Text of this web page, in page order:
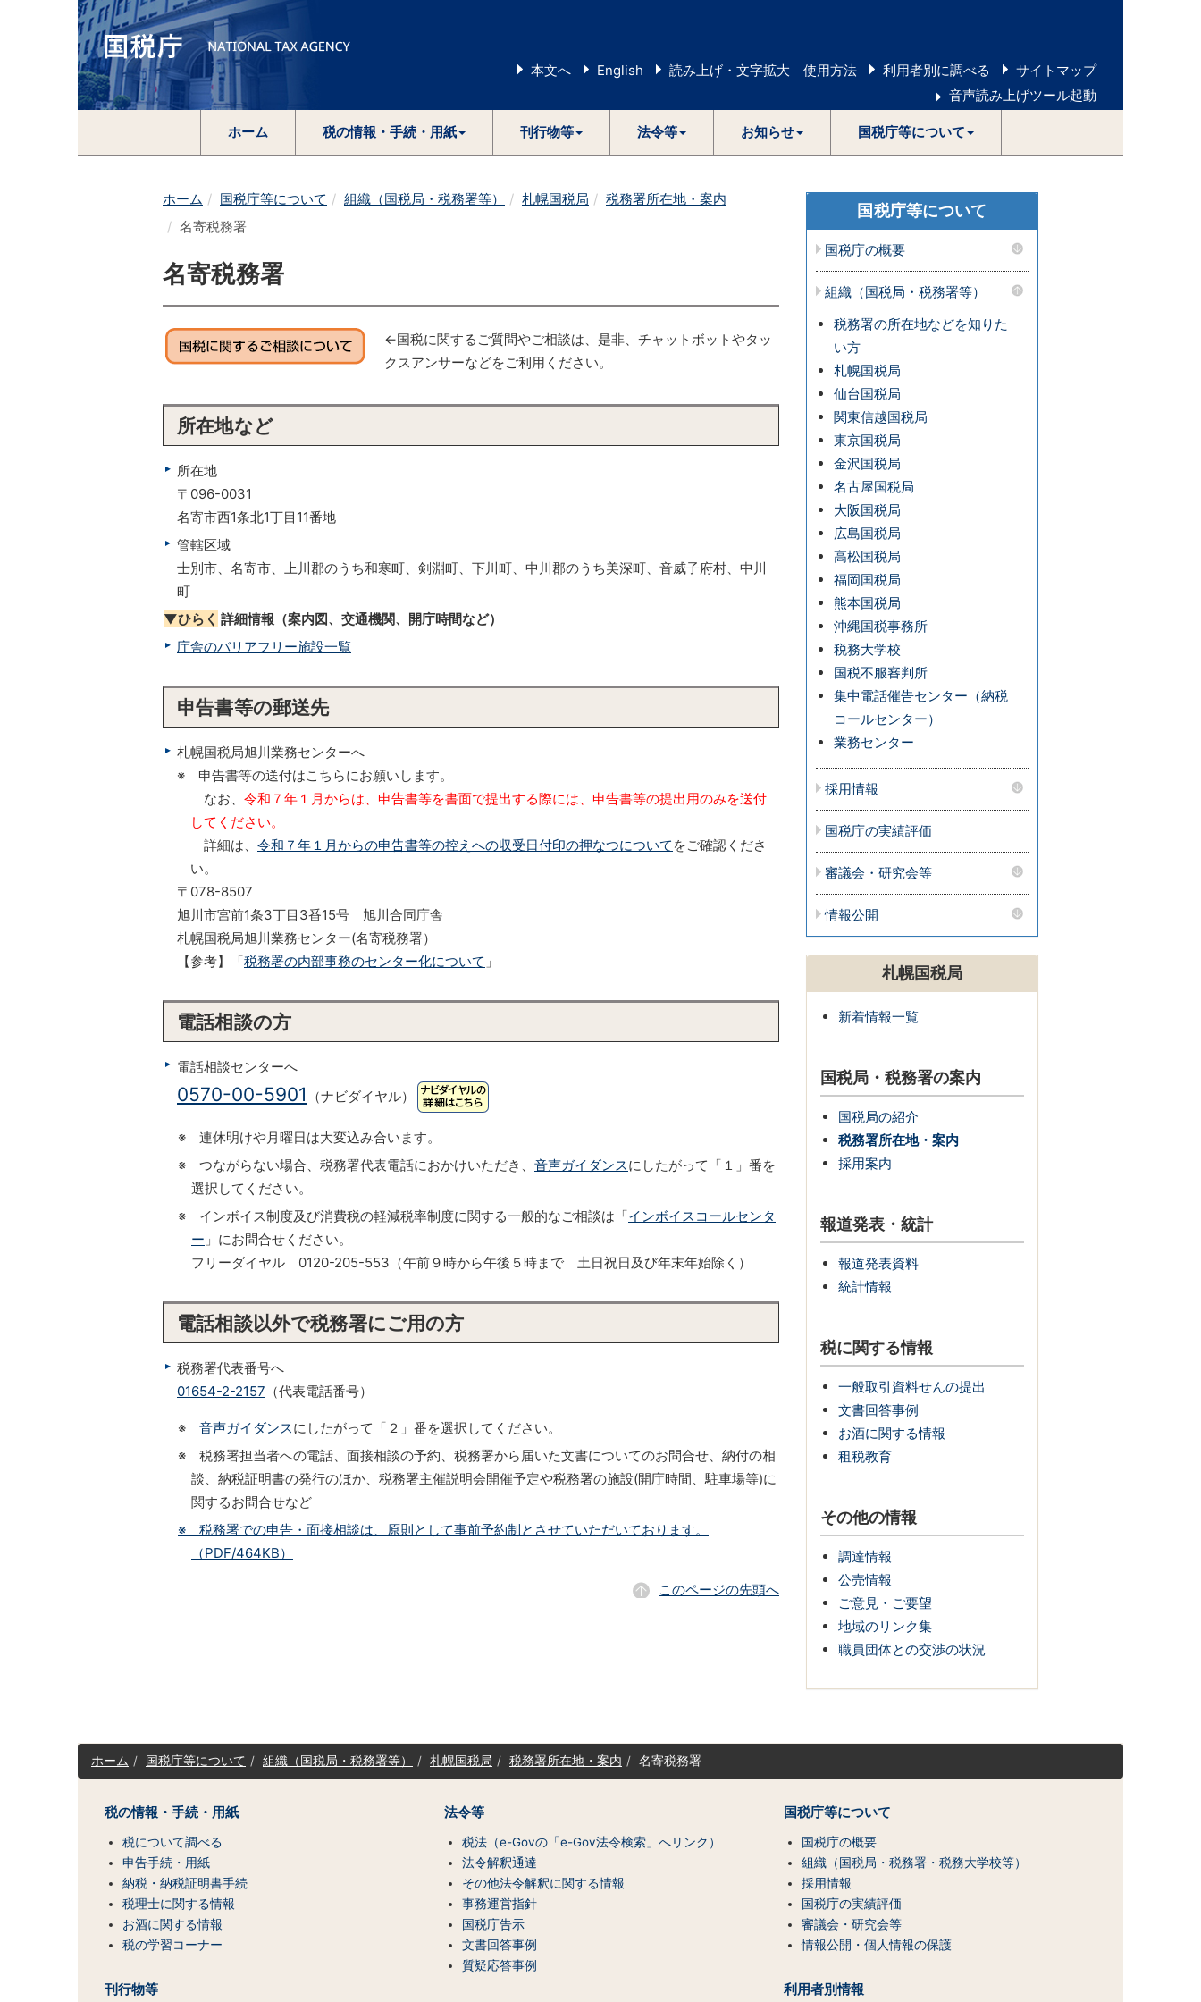
本文へ English 読み上げ・文字拡大 使用方法 利用者別に調べる
サイトマップ
音声読み上げツール起動
ホーム 税の情報・手続・用紙 刊行物等 法令等 お知らせ 国税庁等について
ホーム 国税庁等について 組織（国税局・税務署等） 札幌国税局
税務署所在地・案内
名寄税務署
名寄税務署
←国税に関するご質問やご相談は、是非、チャットボットやタッ
クスアンサーなどをご利用ください。
所在地など
所在地
〒096-0031
名寄市西1条北1丁目11番地
管轄区域
士別市、名寄市、上川郡のうち和寒町、剣淵町、下川町、中川郡のうち美深町、音威子府村、中川
町
▼ひらく 詳細情報（案内図、交通機関、開庁時間など）
庁舎のバリアフリー施設一覧
申告書等の郵送先
札幌国税局旭川業務センターへ
※ 申告書等の送付はこちらにお願いします。
なお、 令和７年１月からは、申告書等を書面で提出する際には、申告書等の提出用のみを送付
してください。
詳細は、 令和７年１月からの申告書等の控えへの収受日付印の押なつについて をご確認くださ
い。
〒078-8507
旭川市宮前1条3丁目3番15号 旭川合同庁舎
札幌国税局旭川業務センター(名寄税務署）
【参考】「税務署の内部事務のセンター化について 」
電話相談の方
電話相談センターへ
0570-00-5901 （ナビダイヤル）
※ 連休明けや月曜日は大変込み合います。
※ つながらない場合、税務署代表電話におかけいただき、 音声ガイダンスにしたがって「１」番を
選択してください。
※ インボイス制度及び消費税の軽減税率制度に関する一般的なご相談は「インボイスコールセンタ
ー 」にお問合せください。
フリーダイヤル 0120-205-553（午前９時から午後５時まで 土日祝日及び年末年始除く）
電話相談以外で税務署にご用の方
税務署代表番号へ
01654-2-2157 （代表電話番号）
※ 音声ガイダンスにしたがって「２」番を選択してください。
※ 税務署担当者への電話、面接相談の予約、税務署から届いた文書についてのお問合せ、納付の相
談、納税証明書の発行のほか、税務署主催説明会開催予定や税務署の施設(開庁時間、駐車場等)に
関するお問合せなど
※ 税務署での申告・面接相談は、原則として事前予約制とさせていただいております。
（PDF/464KB）
このページの先頭へ
国税庁等について
国税庁の概要
組織（国税局・税務署等）
税務署の所在地などを知りた
い方
札幌国税局
仙台国税局
関東信越国税局
東京国税局
金沢国税局
名古屋国税局
大阪国税局
広島国税局
高松国税局
福岡国税局
熊本国税局
沖縄国税事務所
税務大学校
国税不服審判所
集中電話催告センター（納税
コールセンター）
業務センター
採用情報
国税庁の実績評価
審議会・研究会等
情報公開
札幌国税局
新着情報一覧
国税局・税務署の案内
国税局の紹介
税務署所在地・案内
採用案内
報道発表・統計
報道発表資料
統計情報
税に関する情報
一般取引資料せんの提出
文書回答事例
お酒に関する情報
租税教育
その他の情報
調達情報
公売情報
ご意見・ご要望
地域のリンク集
職員団体との交渉の状況
サ
イ
（コ
ホーム 国税庁等について 組織（国税局・税務署等） 札幌国税局 税務署所在地・案内 名寄税務署
税の情報・手続・用紙
税について調べる
申告手続・用紙
納税・納税証明書手続
税理士に関する情報
お酒に関する情報
税の学習コーナー
刊行物等
法令等
税法（e-Govの「e-Gov法令検索」へリンク）
法令解釈通達
その他法令解釈に関する情報
事務運営指針
国税庁告示
文書回答事例
質疑応答事例
国税庁等について
国税庁の概要
組織（国税局・税務署・税務大学校等）
採用情報
国税庁の実績評価
審議会・研究会等
情報公開・個人情報の保護
利用者別情報